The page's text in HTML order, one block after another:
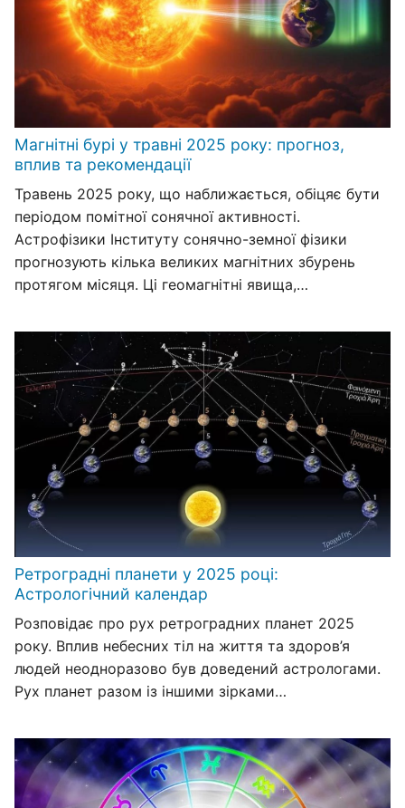
Магнітні бурі у травні 2025 року: прогноз,
вплив та рекомендації
Травень 2025 року, що наближається, обіцяє бути
періодом помітної сонячної активності.
Астрофізики Інституту сонячно-земної фізики
прогнозують кілька великих магнітних збурень
протягом місяця. Ці геомагнітні явища,…
Ретроградні планети у 2025 році:
Астрологічний календар
Розповідає про рух ретроградних планет 2025
року. Вплив небесних тіл на життя та здоров’я
людей неодноразово був доведений астрологами.
Рух планет разом із іншими зірками…